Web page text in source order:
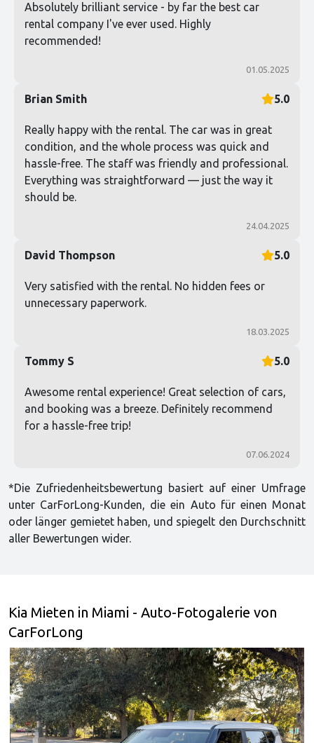
Absolutely brilliant service - by far the best car
rental company I've ever used. Highly
recommended!
01.05.2025
Brian Smith 5.0
Really happy with the rental. The car was in great
condition, and the whole process was quick and
hassle-free. The staff was friendly and professional.
Everything was straightforward — just the way it
should be.
24.04.2025
David Thompson 5.0
Very satisfied with the rental. No hidden fees or
unnecessary paperwork.
18.03.2025
Tommy S 5.0
Awesome rental experience! Great selection of cars,
and booking was a breeze. Definitely recommend
for a hassle-free trip!
07.06.2024
*Die Zufriedenheitsbewertung basiert auf einer Umfrage
unter CarForLong-Kunden, die ein Auto für einen Monat
oder länger gemietet haben, und spiegelt den Durchschnitt
aller Bewertungen wider.
Kia Mieten in Miami - Auto-Fotogalerie von
CarForLong